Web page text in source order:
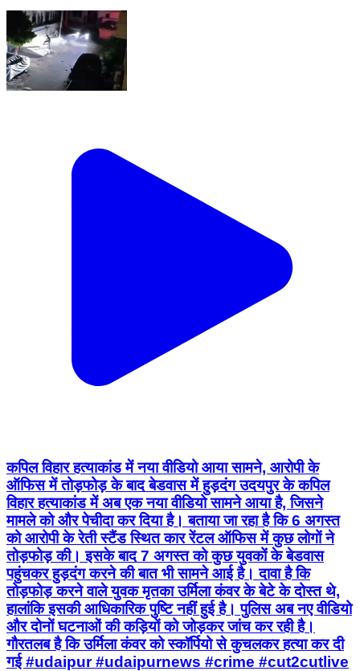
कपिल विहार हत्याकांड में नया वीडियो आया सामने, आरोपी के
ऑफिस में तोड़फोड़ के बाद बेडवास में हुड़दंग उदयपुर के कपिल
विहार हत्याकांड में अब एक नया वीडियो सामने आया है, जिसने
मामले को और पेचीदा कर दिया है। बताया जा रहा है कि 6 अगस्त
को आरोपी के रेती स्टैंड स्थित कार रेंटल ऑफिस में कुछ लोगों ने
तोड़फोड़ की। इसके बाद 7 अगस्त को कुछ युवकों के बेडवास
पहुंचकर हुड़दंग करने की बात भी सामने आई है। दावा है कि
तोड़फोड़ करने वाले युवक मृतका उर्मिला कंवर के बेटे के दोस्त थे,
हालांकि इसकी आधिकारिक पुष्टि नहीं हुई है। पुलिस अब नए वीडियो
और दोनों घटनाओं की कड़ियों को जोड़कर जांच कर रही है।
गौरतलब है कि उर्मिला कंवर को स्कॉर्पियो से कुचलकर हत्या कर दी
गई #udaipur #udaipurnews #crime #cut2cutlive